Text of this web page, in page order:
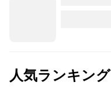
人気ランキング